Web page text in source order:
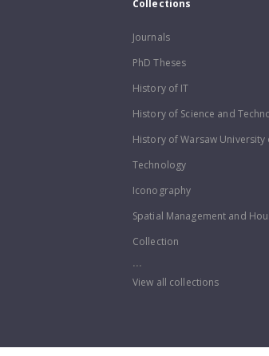
Collections
Journals
PhD Theses
History of IT
History of Science and
History of Warsaw University
Technology
Iconography
Spatial Management and
Collection
...
View all collections